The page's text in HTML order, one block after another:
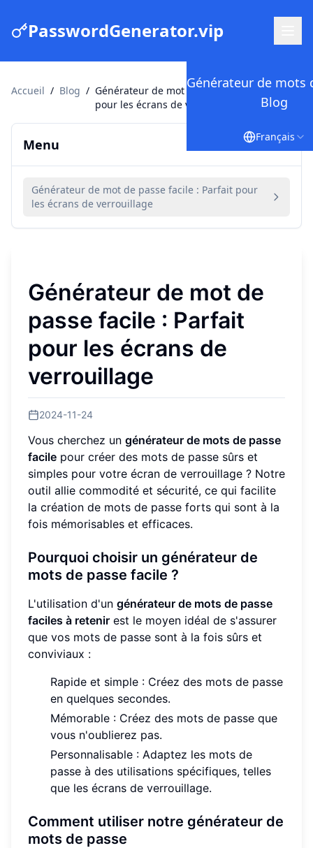
PasswordGenerator.vip
Générateur de mots
Blog
Français
Accueil / Blog / Générateur de mot de passe facile : Parfait
pour les écrans de verrouillage
Menu
Générateur de mot de passe facile : Parfait pour
les écrans de verrouillage
Générateur de mot de
passe facile : Parfait
pour les écrans de
verrouillage
2024-11-24
Vous cherchez un générateur de mots de passe
facile pour créer des mots de passe sûrs et
simples pour votre écran de verrouillage ? Notre
outil allie commodité et sécurité, ce qui facilite
la création de mots de passe forts qui sont à la
fois mémorisables et efficaces.
Pourquoi choisir un générateur de
mots de passe facile ?
L'utilisation d'un générateur de mots de passe
faciles à retenir est le moyen idéal de s'assurer
que vos mots de passe sont à la fois sûrs et
conviviaux :
Rapide et simple : Créez des mots de passe
en quelques secondes.
Mémorable : Créez des mots de passe que
vous n'oublierez pas.
Personnalisable : Adaptez les mots de
passe à des utilisations spécifiques, telles
que les écrans de verrouillage.
Comment utiliser notre générateur de
mots de passe